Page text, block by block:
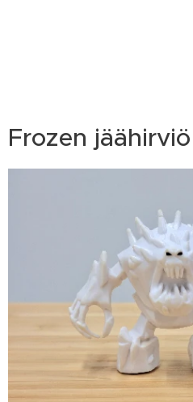
Frozen jäähirviö